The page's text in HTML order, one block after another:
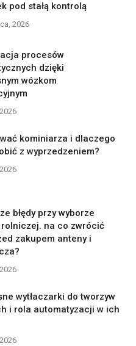
pod stałą kontrolą
2026
procesów
dzięki
wózkom
kominiarza i dlaczego
z wyprzedzeniem?
błędy przy wyborze
na co zwrócić
zakupem anteny i
wytłaczarki do tworzyw
i rola automatyzacji w ich